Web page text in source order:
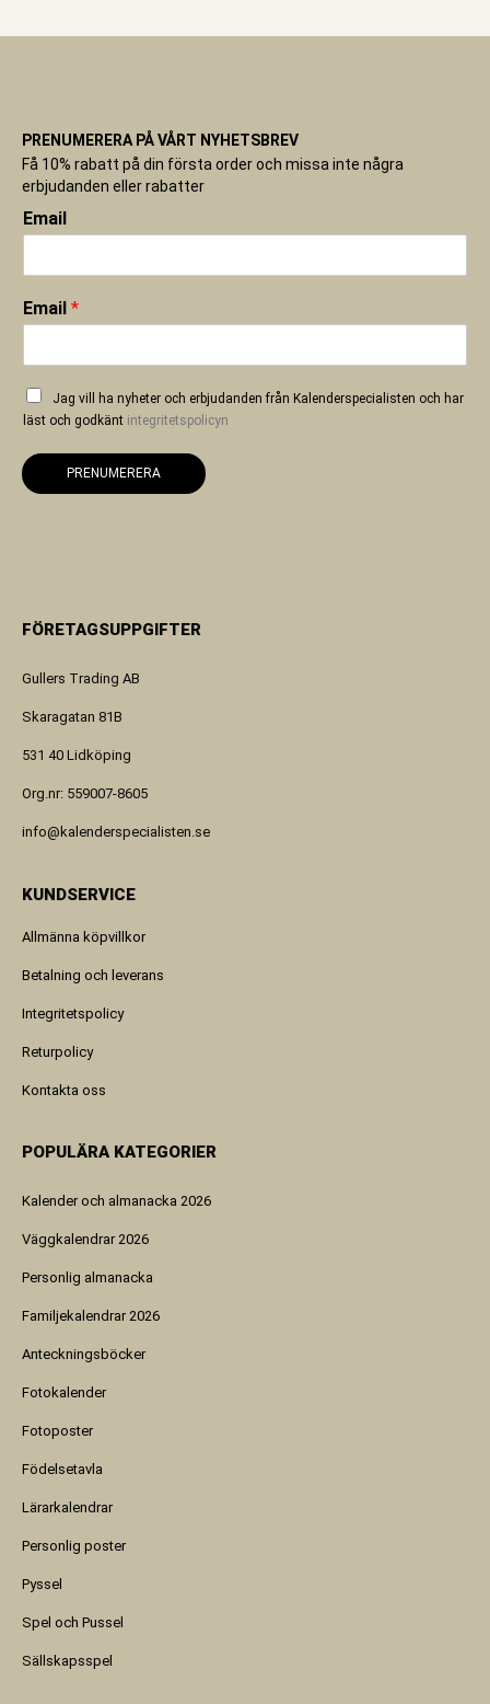
PRENUMERERA PÅ VÅRT NYHETSBREV
Få 10% rabatt på din första order och missa inte några
erbjudanden eller rabatter
Email
Email *
Jag vill ha nyheter och erbjudanden från Kalenderspecialisten och har
läst och godkänt integritetspolicyn
PRENUMERERA
FÖRETAGSUPPGIFTER
Gullers Trading AB
Skaragatan 81B
531 40 Lidköping
Org.nr: 559007-8605
info@kalenderspecialisten.se
KUNDSERVICE
Allmänna köpvillkor
Betalning och leverans
Integritetspolicy
Returpolicy
Kontakta oss
POPULÄRA KATEGORIER
Kalender och almanacka 2026
Väggkalendrar 2026
Personlig almanacka
Familjekalendrar 2026
Anteckningsböcker
Fotokalender
Fotoposter
Födelsetavla
Lärarkalendrar
Personlig poster
Pyssel
Spel och Pussel
Sällskapsspel